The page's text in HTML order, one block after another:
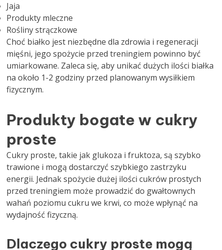
Jaja
Produkty mleczne
Rośliny strączkowe
Choć białko jest niezbędne dla zdrowia i regeneracji
mięśni, jego spożycie przed treningiem powinno być
umiarkowane. Zaleca się, aby unikać dużych ilości białka
na około 1-2 godziny przed planowanym wysiłkiem
fizycznym.
Produkty bogate w cukry
proste
Cukry proste, takie jak glukoza i fruktoza, są szybko
trawione i mogą dostarczyć szybkiego zastrzyku
energii. Jednak spożycie dużej ilości cukrów prostych
przed treningiem może prowadzić do gwałtownych
wahań poziomu cukru we krwi, co może wpłynąć na
wydajność fizyczną.
Dlaczego cukry proste mogą